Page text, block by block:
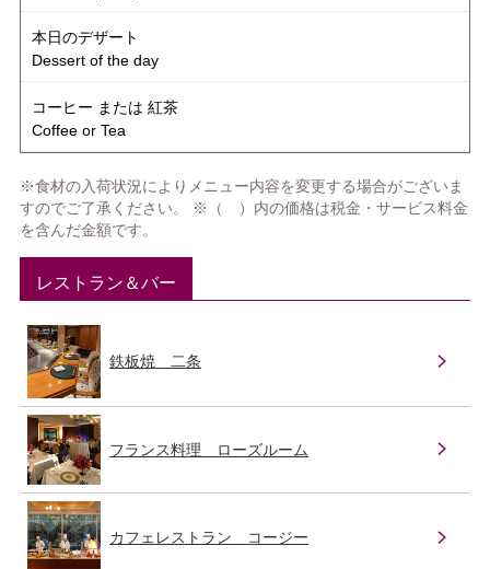
本日のデザート
Dessert of the day
コーヒー または 紅茶
Coffee or Tea
※食材の入荷状況によりメニュー内容を変更する場合がございま
すのでご了承ください。 ※（ ）内の価格は税金・サービス料金
を含んだ金額です。
レストラン＆バー
鉄板焼 二条
フランス料理 ローズルーム
カフェレストラン コージー